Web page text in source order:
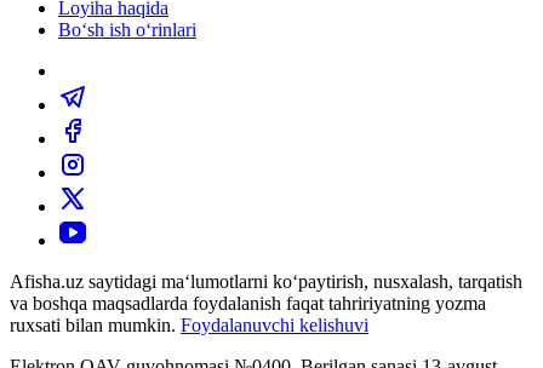
Loyiha haqida
Bo‘sh ish o‘rinlari
Afisha.uz saytidagi ma‘lumotlarni ko‘paytirish, nusxalash, tarqatish
va boshqa maqsadlarda foydalanish faqat tahririyatning yozma
ruxsati bilan mumkin. Foydalanuvchi kelishuvi